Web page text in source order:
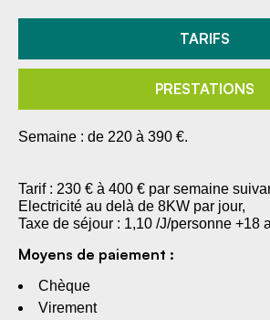
TARIFS
PRESTATIONS
Semaine : de 220 à 390 €.
Tarif : 230 € à 400 € par semaine
Electricité au delà de 8KW par jour,
Taxe de séjour : 1,10 /J/personne +18
Moyens de paiement :
Chèque
Virement